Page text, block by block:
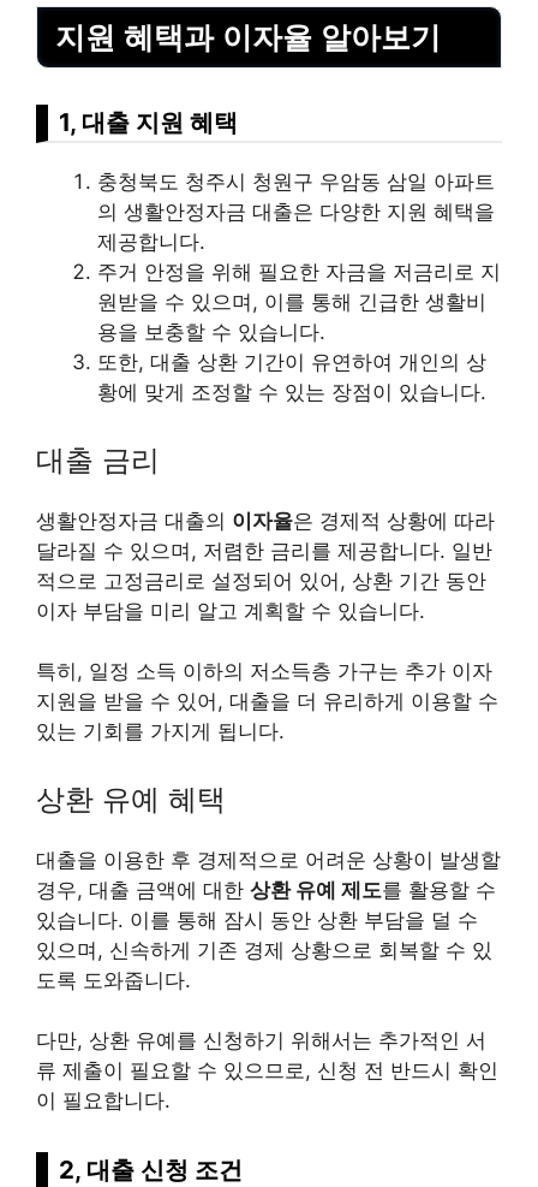
지원 혜택과 이자율 알아보기
1, 대출 지원 혜택
충청북도 청주시 청원구 우암동 삼일 아파트
의 생활안정자금 대출은 다양한 지원 혜택을
제공합니다.
주거 안정을 위해 필요한 자금을 저금리로 지
원받을 수 있으며, 이를 통해 긴급한 생활비
용을 보충할 수 있습니다.
또한, 대출 상환 기간이 유연하여 개인의 상
황에 맞게 조정할 수 있는 장점이 있습니다.
대출 금리
생활안정자금 대출의 이자율은 경제적 상황에 따라
달라질 수 있으며, 저렴한 금리를 제공합니다. 일반
적으로 고정금리로 설정되어 있어, 상환 기간 동안
이자 부담을 미리 알고 계획할 수 있습니다.
특히, 일정 소득 이하의 저소득층 가구는 추가 이자
지원을 받을 수 있어, 대출을 더 유리하게 이용할 수
있는 기회를 가지게 됩니다.
상환 유예 혜택
대출을 이용한 후 경제적으로 어려운 상황이 발생할
경우, 대출 금액에 대한 상환 유예 제도를 활용할 수
있습니다. 이를 통해 잠시 동안 상환 부담을 덜 수
있으며, 신속하게 기존 경제 상황으로 회복할 수 있
도록 도와줍니다.
다만, 상환 유예를 신청하기 위해서는 추가적인 서
류 제출이 필요할 수 있으므로, 신청 전 반드시 확인
이 필요합니다.
2, 대출 신청 조건